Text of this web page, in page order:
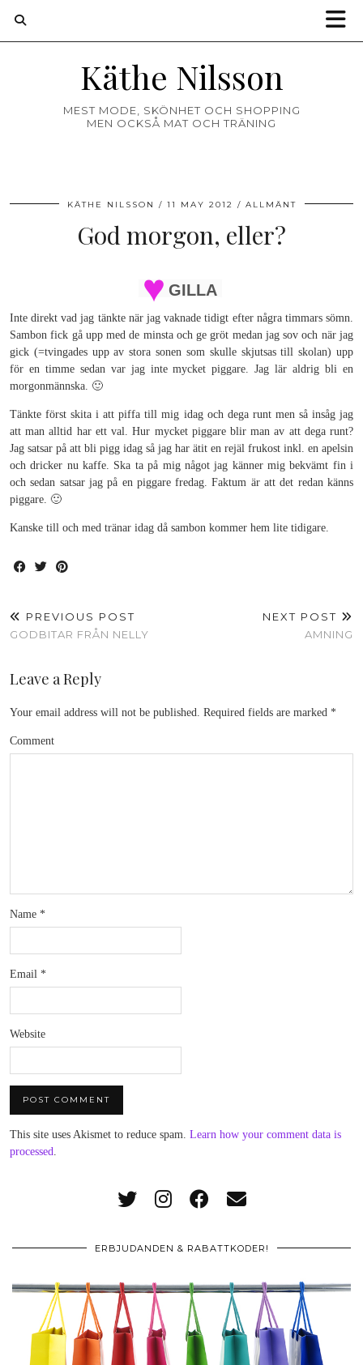
Käthe Nilsson
MEST MODE, SKÖNHET OCH SHOPPING
MEN OCKSÅ MAT OCH TRÄNING
KÄTHE NILSSON 11 MAY 2012 ALLMÄNT
God morgon, eller?
GILLA
Inte direkt vad jag tänkte när jag vaknade tidigt efter några timmars sömn.
Sambon fick gå upp med de minsta och ge gröt medan jag sov och när jag
gick (=tvingades upp av stora sonen som skulle skjutsas till skolan) upp
för en timme sedan var jag inte mycket piggare. Jag lär aldrig bli en
morgonmännska. 🙂
Tänkte först skita i att piffa till mig idag och dega runt men så insåg jag
att man alltid har ett val. Hur mycket piggare blir man av att dega runt?
Jag satsar på att bli pigg idag så jag har ätit en rejäl frukost inkl. en apelsin
och dricker nu kaffe. Ska ta på mig något jag känner mig bekvämt fin i
och sedan satsar jag på en piggare fredag. Faktum är att det redan känns
piggare. 🙂
Kanske till och med tränar idag då sambon kommer hem lite tidigare.
PREVIOUS POST
GODBITAR FRÅN NELLY
NEXT POST
AMNING
Leave a Reply
Your email address will not be published. Required fields are marked *
Comment
Name *
Email *
Website
This site uses Akismet to reduce spam. Learn how your comment data is
processed.
ERBJUDANDEN & RABATTKODER!